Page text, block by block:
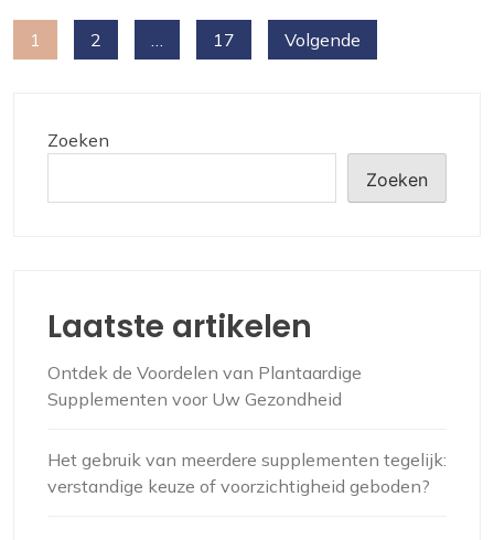
Berichten
1 2 17 Volgende
Zoeken
Zoeken
Laatste artikelen
Ontdek de Voordelen van Plantaardige
Supplementen voor Uw Gezondheid
Het gebruik van meerdere supplementen tegelijk:
verstandige keuze of voorzichtigheid geboden?